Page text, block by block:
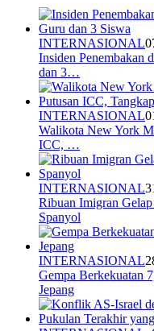
INTERNASIONAL
Insiden Penembakan
dan 3…
INTERNASIONAL
Walikota New York
ICC, …
INTERNASIONAL
Ribuan Imigran
Spanyol
INTERNASIONAL
Gempa Berkekuatan
Jepang